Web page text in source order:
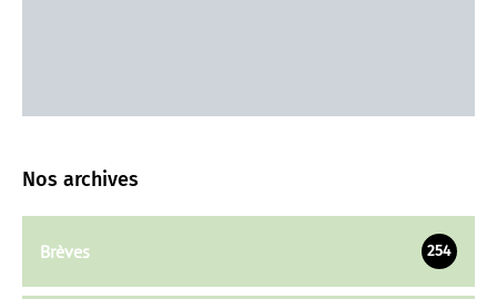
Nos archives
Brèves 254